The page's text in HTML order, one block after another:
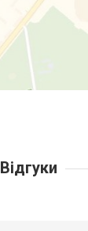
Відгуки